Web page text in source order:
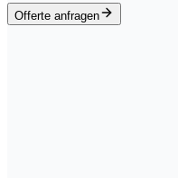
Offerte anfragen